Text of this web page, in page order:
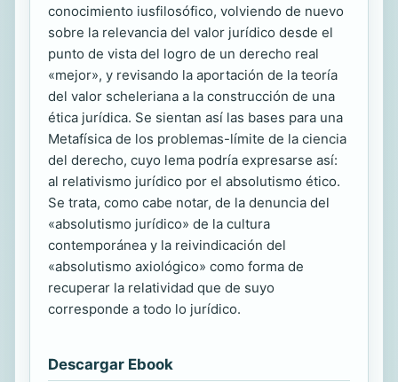
conocimiento iusfilosófico, volviendo de nuevo
sobre la relevancia del valor jurídico desde el
punto de vista del logro de un derecho real
«mejor», y revisando la aportación de la teoría
del valor scheleriana a la construcción de una
ética jurídica. Se sientan así las bases para una
Metafísica de los problemas-límite de la ciencia
del derecho, cuyo lema podría expresarse así:
al relativismo jurídico por el absolutismo ético.
Se trata, como cabe notar, de la denuncia del
«absolutismo jurídico» de la cultura
contemporánea y la reivindicación del
«absolutismo axiológico» como forma de
recuperar la relatividad que de suyo
corresponde a todo lo jurídico.
Descargar Ebook